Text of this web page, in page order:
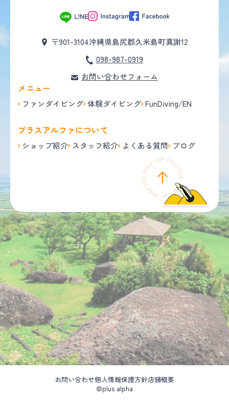
〒901-3104沖縄県島尻郡久米島町真謝12
098-987-0919
お問い合わせフォーム
メニュー
ファンダイビング 体験ダイビング FunDiving/EN
プラスアルファについて
ショップ紹介 スタッフ紹介 よくある質問 ブログ
お問い合わせ個人情報保護方針店舗概要
©plus alpha